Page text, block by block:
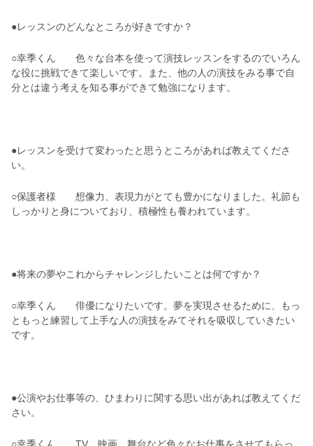
●レッスンのどんなところが好きですか？
○幸季くん 色々な台本を使って演技レッスンをするのでいろん
な役に挑戦できて楽しいです。また、他の人の演技をみる事で自
分とは違う考えを知る事ができて勉強になります。
●レッスンを受けて変わったと思うところがあれば教えてくださ
い。
○保護者様 想像力、表現力がとても豊かになりました。礼節も
しっかりと身についており、積極性も養われています。
●将来の夢やこれからチャレンジしたいことは何ですか？
○幸季くん 俳優になりたいです。夢を実現させるために、もっ
ともっと練習して上手な人の演技をみてそれを吸収していきたい
です。
●公演やお仕事等の、ひまわりに関する思い出があれば教えてくだ
さい。